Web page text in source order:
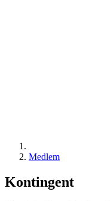
Medlem
Kontingent